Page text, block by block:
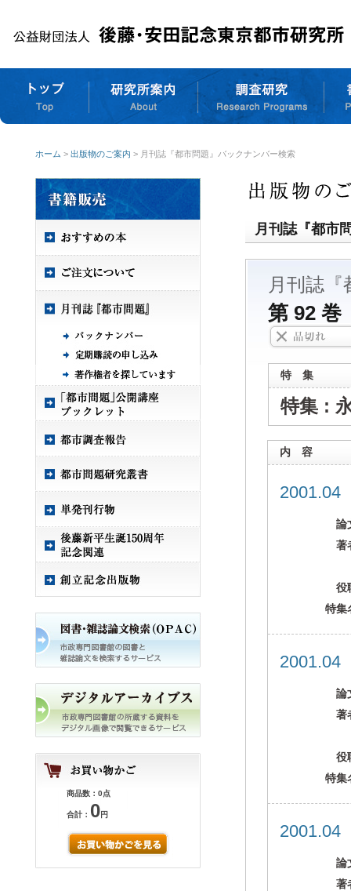
ホーム > 出版物のご案内 > 月刊誌『都市問題』バックナンバー検索
商品数：0点
合計： 0円
月刊誌『都市
月刊誌『
第 92
特 集
特集 :
内 容
論
著
役
特集
論
著
役
特集
論
著